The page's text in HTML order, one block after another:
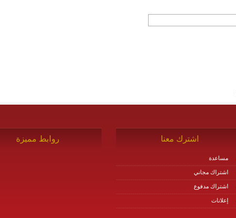
اشترك معنا
مساعدة
اشتراك مجاني
اشتراك مدفوع
إعلانات
روابط مميزة